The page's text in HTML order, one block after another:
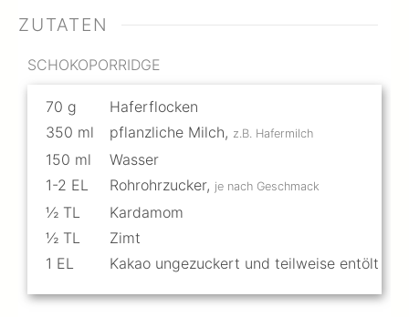
ZUTATEN
SCHOKOPORRIDGE
70 g
Haferflocken
350 ml pflanzliche Milch, z.B. Hafermilch
150 ml
Wasser
1-2 EL Rohrohrzucker, je nach Geschmack
½ TL
Kardamom
½ TL
Zimt
1 EL Kakao ungezuckert und teilweise entölt